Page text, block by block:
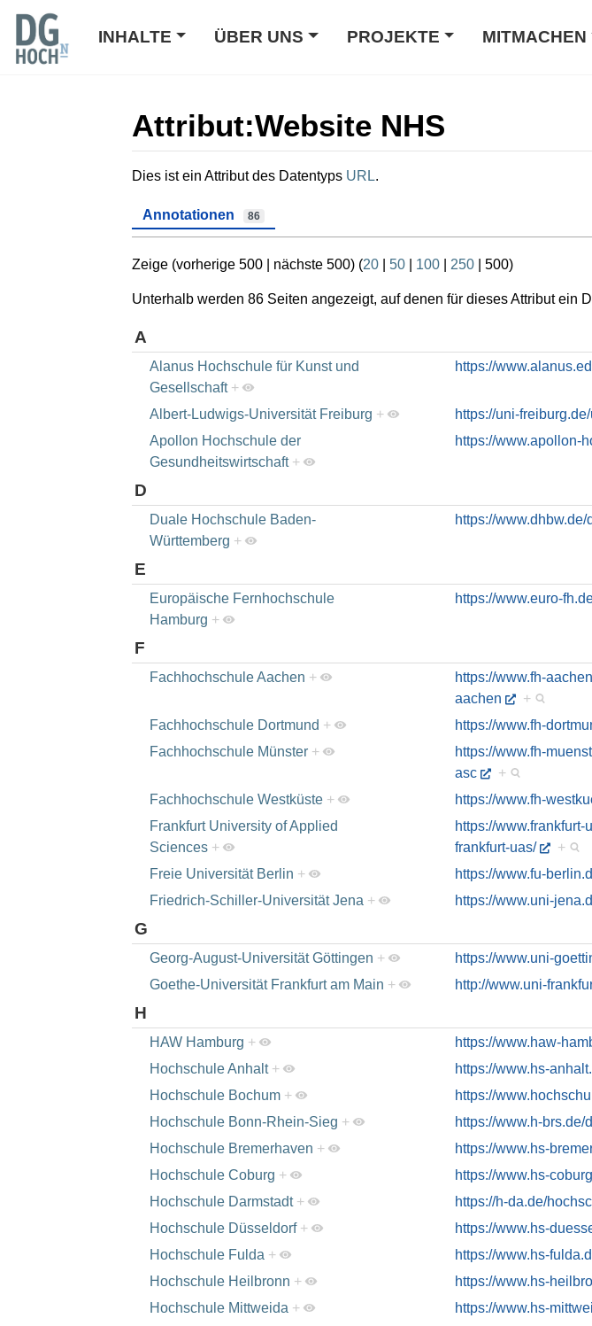
INHALTE ÜBER UNS PROJEKTE MITMACHEN
Attribut:Website NHS
Wechseln zu:Navigation,Suche
Dies ist ein Attribut des Datentyps URL.
Annotationen 86
Zeige (vorherige 500 nächste 500) (20 50 100 250 500)
Unterhalb werden 86 Seiten angezeigt, auf denen für dieses Attribut ein
A
Alanus Hochschule für Kunst und
Gesellschaft +
https://
Albert-Ludwigs-Universität Freiburg + https://uni-
Apollon Hochschule der
Gesundheitswirtschaft +
https://www.apollon-
D
Duale Hochschule Baden-
Württemberg +
https://
E
Europäische Fernhochschule
Hamburg +
https://www.euro-
F
Fachhochschule Aachen +
https://www.fh-
aachen
+
Fachhochschule Dortmund + https://www.fh-
Fachhochschule Münster +
https://www.fh-
asc
+
Fachhochschule Westküste + https://www.fh-
Frankfurt University of Applied
Sciences +
https://
frankfurt-uas/
+
Freie Universität Berlin + https://www.fu-
Friedrich-Schiller-Universität Jena + https://www.uni-
G
Georg-August-Universität Göttingen + https://www.uni-
Goethe-Universität Frankfurt am Main + http://www.uni-
H
HAW Hamburg + https://www.haw-
Hochschule Anhalt + https://www.hs-
Hochschule Bochum + https://
Hochschule Bonn-Rhein-Sieg + https://www.h-
Hochschule Bremerhaven + https://www.hs-
Hochschule Coburg + https://www.hs-
Hochschule Darmstadt + https://h-da.de/
Hochschule Düsseldorf + https://www.hs-
Hochschule Fulda + https://www.hs-
Hochschule Heilbronn + https://www.hs-
Hochschule Mittweida + https://www.hs-